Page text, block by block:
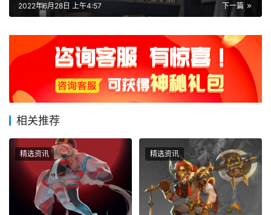
下一篇
2022年6月28日 上午4:57
相关推荐
精选资讯 精选资讯